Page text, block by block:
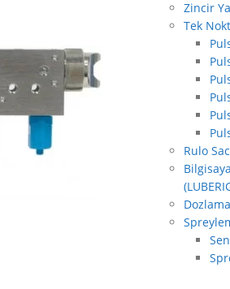
Zincir
Tek
Rulo